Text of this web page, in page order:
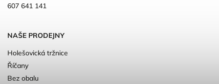
607 641 141
NAŠE PRODEJNY
Holešovická tržnice
Říčany
Bez obalu